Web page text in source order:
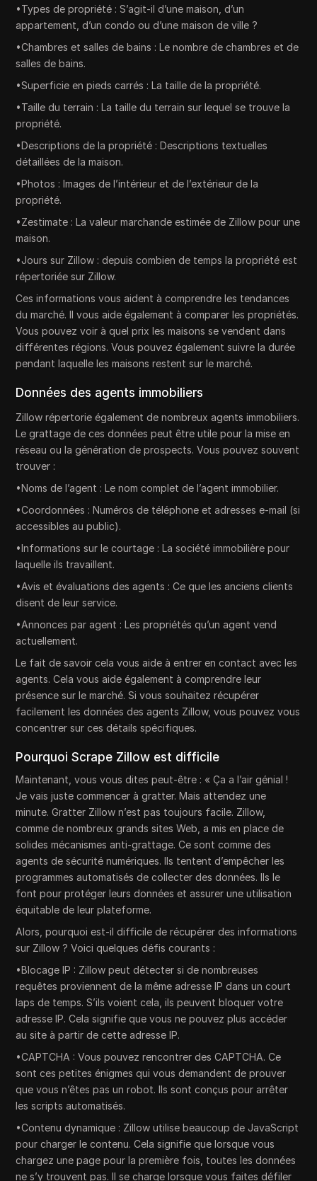
•Types de propriété : S’agit-il d’une maison, d’un
appartement, d’un condo ou d’une maison de ville ?
•Chambres et salles de bains : Le nombre de chambres et de
salles de bains.
•Superficie en pieds carrés : La taille de la propriété.
•Taille du terrain : La taille du terrain sur lequel se trouve la
propriété.
•Descriptions de la propriété : Descriptions textuelles
détaillées de la maison.
•Photos : Images de l’intérieur et de l’extérieur de la
propriété.
•Zestimate : La valeur marchande estimée de Zillow pour une
maison.
•Jours sur Zillow : depuis combien de temps la propriété est
répertoriée sur Zillow.
Ces informations vous aident à comprendre les tendances
du marché. Il vous aide également à comparer les propriétés.
Vous pouvez voir à quel prix les maisons se vendent dans
différentes régions. Vous pouvez également suivre la durée
pendant laquelle les maisons restent sur le marché.
Données des agents immobiliers
Zillow répertorie également de nombreux agents immobiliers.
Le grattage de ces données peut être utile pour la mise en
réseau ou la génération de prospects. Vous pouvez souvent
trouver :
•Noms de l’agent : Le nom complet de l’agent immobilier.
•Coordonnées : Numéros de téléphone et adresses e-mail (si
accessibles au public).
•Informations sur le courtage : La société immobilière pour
laquelle ils travaillent.
•Avis et évaluations des agents : Ce que les anciens clients
disent de leur service.
•Annonces par agent : Les propriétés qu’un agent vend
actuellement.
Le fait de savoir cela vous aide à entrer en contact avec les
agents. Cela vous aide également à comprendre leur
présence sur le marché. Si vous souhaitez récupérer
facilement les données des agents Zillow, vous pouvez vous
concentrer sur ces détails spécifiques.
Pourquoi Scrape Zillow est difficile
Maintenant, vous vous dites peut-être : « Ça a l’air génial !
Je vais juste commencer à gratter. Mais attendez une
minute. Gratter Zillow n’est pas toujours facile. Zillow,
comme de nombreux grands sites Web, a mis en place de
solides mécanismes anti-grattage. Ce sont comme des
agents de sécurité numériques. Ils tentent d’empêcher les
programmes automatisés de collecter des données. Ils le
font pour protéger leurs données et assurer une utilisation
équitable de leur plateforme.
Alors, pourquoi est-il difficile de récupérer des informations
sur Zillow ? Voici quelques défis courants :
•Blocage IP : Zillow peut détecter si de nombreuses
requêtes proviennent de la même adresse IP dans un court
laps de temps. S’ils voient cela, ils peuvent bloquer votre
adresse IP. Cela signifie que vous ne pouvez plus accéder
au site à partir de cette adresse IP.
•CAPTCHA : Vous pouvez rencontrer des CAPTCHA. Ce
sont ces petites énigmes qui vous demandent de prouver
que vous n’êtes pas un robot. Ils sont conçus pour arrêter
les scripts automatisés.
•Contenu dynamique : Zillow utilise beaucoup de JavaScript
pour charger le contenu. Cela signifie que lorsque vous
chargez une page pour la première fois, toutes les données
ne s’y trouvent pas. Il se charge lorsque vous faites défiler